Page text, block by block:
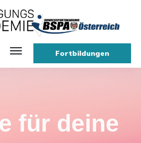
Fortbildungen
für deine